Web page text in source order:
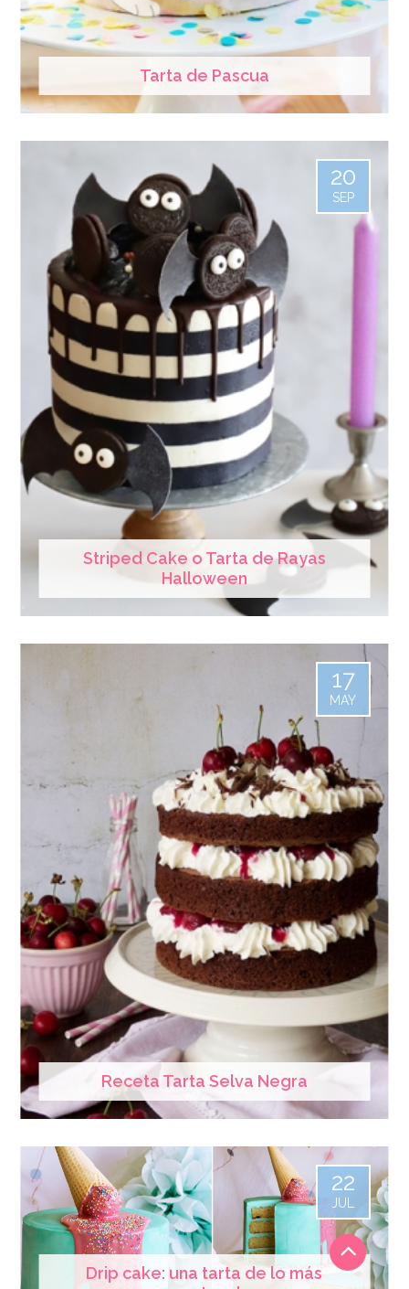
Tarta de Pascua
Striped Cake o Tarta de Rayas
Halloween
20
SEP
Receta Tarta Selva Negra
17
MAY
Drip cake: una tarta de lo más
22
JUL